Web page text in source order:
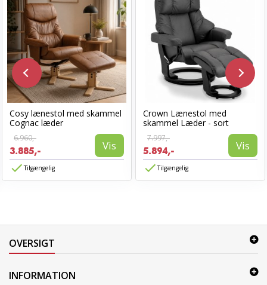
Cosy lænestol med skammel
Cognac læder
6.960,-
3.885,- Vis
Tilgængelig
Crown Lænestol med
skammel Læder - sort
7.997,-
5.894,- Vis
Tilgængelig
OVERSIGT
INFORMATION